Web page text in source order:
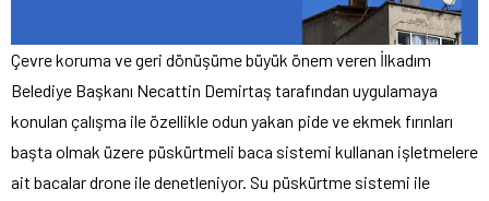
Çevre koruma ve geri dönüşüme büyük önem veren İlkadım
Belediye Başkanı Necattin Demirtaş tarafından uygulamaya
konulan çalışma ile özellikle odun yakan pide ve ekmek fırınları
başta olmak üzere püskürtmeli baca sistemi kullanan işletmelere
ait bacalar drone ile denetleniyor. Su püskürtme sistemi ile